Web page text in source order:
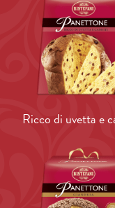
Ricco di uvetta e